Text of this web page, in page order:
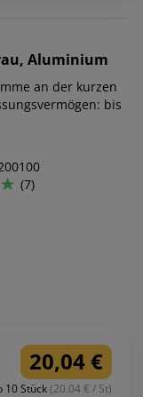
Aluminium
bis
(7)
20,04 €
10 Stück(20.04 € / St)